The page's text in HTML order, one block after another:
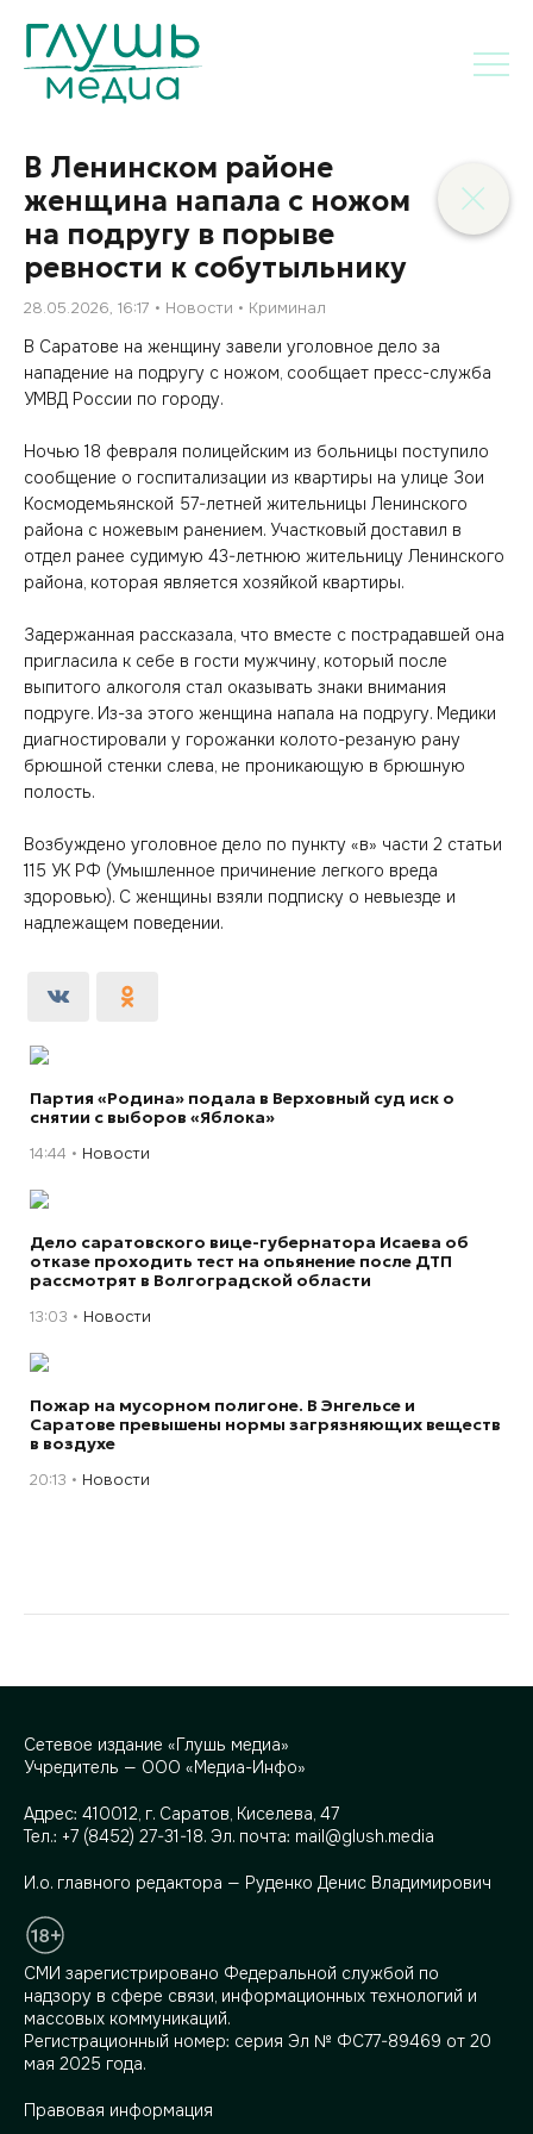
В Ленинском районе
женщина напала с ножом
на подругу в порыве
ревности к собутыльнику
28.05.2026, 16:17 Новости Криминал
В Саратове на женщину завели уголовное дело за
нападение на подругу с ножом, сообщает пресс-служба
УМВД России по городу.
Ночью 18 февраля полицейским из больницы поступило
сообщение о госпитализации из квартиры на улице Зои
Космодемьянской 57-летней жительницы Ленинского
района с ножевым ранением. Участковый доставил в
отдел ранее судимую 43-летнюю жительницу Ленинского
района, которая является хозяйкой квартиры.
Задержанная рассказала, что вместе с пострадавшей она
пригласила к себе в гости мужчину, который после
выпитого алкоголя стал оказывать знаки внимания
подруге. Из-за этого женщина напала на подругу. Медики
диагностировали у горожанки колото-резаную рану
брюшной стенки слева, не проникающую в брюшную
полость.
Возбуждено уголовное дело по пункту «в» части 2 статьи
115 УК РФ (Умышленное причинение легкого вреда
здоровью). С женщины взяли подписку о невыезде и
надлежащем поведении.
Партия «Родина» подала в Верховный суд иск о
снятии с выборов «Яблока»
14:44 Новости
Дело саратовского вице-губернатора Исаева об
отказе проходить тест на опьянение после ДТП
рассмотрят в Волгоградской области
13:03 Новости
Пожар на мусорном полигоне. В Энгельсе и
Саратове превышены нормы загрязняющих веществ
в воздухе
20:13 Новости
Сетевое издание «Глушь медиа»
Учредитель — ООО «Медиа-Инфо»
Адрес: 410012, г. Саратов, Киселева, 47
Тел.: +7 (8452) 27-31-18. Эл. почта: mail@glush.media
И.о. главного редактора — Руденко Денис Владимирович
СМИ зарегистрировано Федеральной службой по
надзору в сфере связи, информационных технологий и
массовых коммуникаций.
Регистрационный номер: серия Эл № ФС77-89469 от 20
мая 2025 года.
Правовая информация